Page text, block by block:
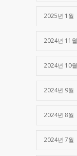
2025년 1월
2024년 11월
2024년 10월
2024년 9월
2024년 8월
2024년 7월